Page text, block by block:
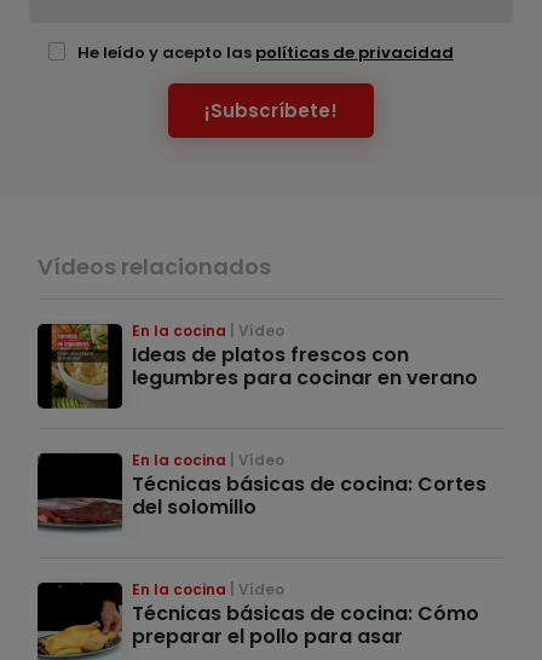
He leído y acepto las políticas de privacidad
¡Subscríbete!
Vídeos relacionados
En la cocina Vídeo
Ideas de platos frescos con
legumbres para cocinar en verano
En la cocina Vídeo
Técnicas básicas de cocina: Cortes
del solomillo
En la cocina Vídeo
Técnicas básicas de cocina: Cómo
preparar el pollo para asar